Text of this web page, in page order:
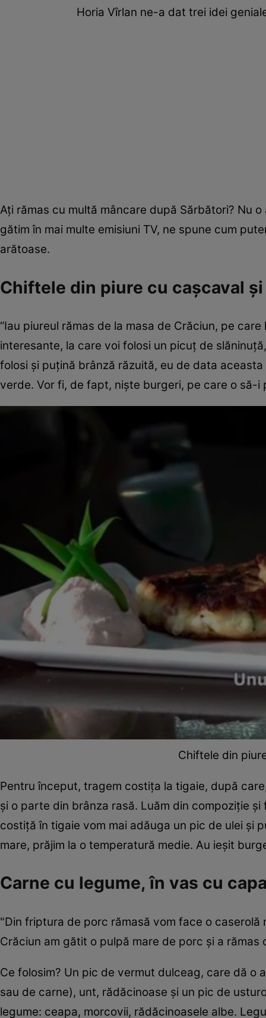
Horia Vîrlan ne-a dat trei idei
Aţi rămas cu multă mâncare după Sărbători? Nu
gătim în mai multe emisiuni TV, ne spune cum
arătoase.
Chiftele din piure cu cașcaval
“Iau piureul rămas de la masa de Crăciun, pe
interesante, la care voi folosi un picuț de
folosi și puțină brânză răzuită, eu de data
verde. Vor fi, de fapt, niște burgeri, pe care o să-i
Chiftele din
Pentru început, tragem costița la tigaie, după
și o parte din brânza rasă. Luăm din compoziție
costiță în tigaie vom mai adăuga un pic de ulei și
mare, prăjim la o temperatură medie. Au ieșit
Carne cu legume, în vas cu
"Din friptura de porc rămasă vom face o
Crăciun am gătit o pulpă mare de porc și a rămas
Ce folosim? Un pic de vermut dulceag, care dă o
sau de carne), unt, rădăcinoase și un pic de
legume: ceapa, morcovii, rădăcinoasele albe.